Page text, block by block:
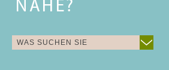
WAS SUCHEN SIE